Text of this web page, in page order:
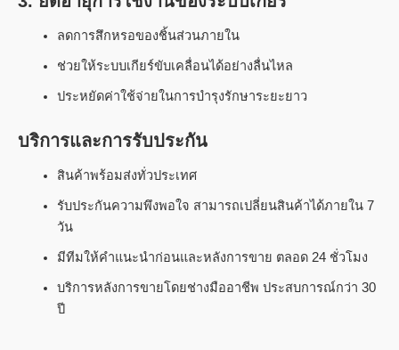
ลดการสึกหรอของชิ้นส่วนภายใน
ช่วยให้ระบบเกียร์ขับเคลื่อนได้อย่างลื่นไหล
ประหยัดค่าใช้จ่ายในการบำรุงรักษาระยะยาว
บริการและการรับประกัน
สินค้าพร้อมส่งทั่วประเทศ
รับประกันความพึงพอใจ สามารถเปลี่ยนสินค้าได้ภายใน 7
วัน
มีทีมให้คำแนะนำก่อนและหลังการขาย ตลอด 24 ชั่วโมง
บริการหลังการขายโดยช่างมืออาชีพ ประสบการณ์กว่า 30
ปี